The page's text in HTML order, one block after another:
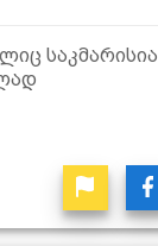
საკმარისია